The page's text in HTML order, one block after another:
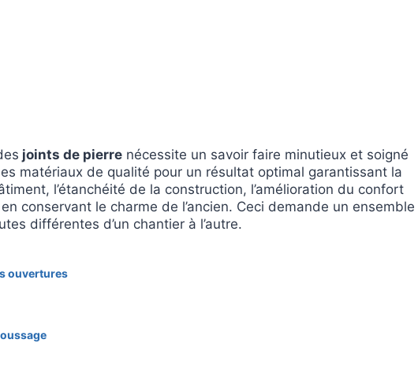
joints de pierre nécessite un savoir faire minutieux et soigné
matériaux de qualité pour un résultat optimal garantissant la
l’étanchéité de la construction, l’amélioration du confort
conservant le charme de l’ancien. Ceci demande un ensemble
différentes d’un chantier à l’autre.
ouvertures